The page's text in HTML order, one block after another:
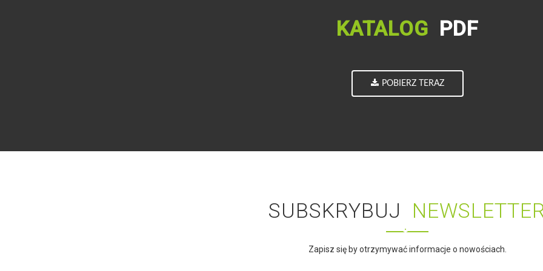
KATALOG PDF
POBIERZ TERAZ
SUBSKRYBUJ
Zapisz się by otrzymywać informacje o nowościach.